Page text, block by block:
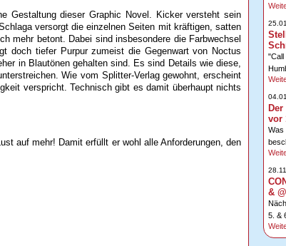
Gestaltung dieser Graphic Novel. Kicker versteht sein
versorgt die einzelnen Seiten mit kräftigen, satten
mehr betont. Dabei sind insbesondere die Farbwechsel
doch tiefer Purpur zumeist die Gegenwart von Noctus
in Blautönen gehalten sind. Es sind Details wie diese,
Wie vom Splitter-Verlag gewohnt, erscheint
verspricht. Technisch gibt es damit überhaupt nichts
auf mehr! Damit erfüllt er wohl alle Anforderungen, den
"Call
vor
Was
&
5. &